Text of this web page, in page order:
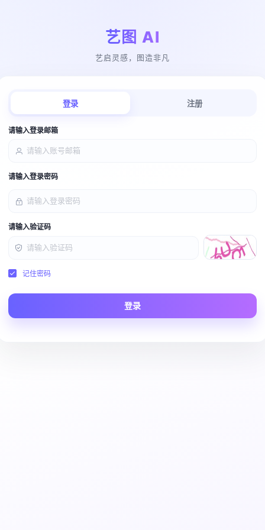
艺图 AI
艺启灵感，图造非凡
登录 注册
请输入登录邮箱
请输入登录密码
请输入验证码
记住密码
登录